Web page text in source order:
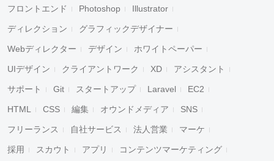
フロントエンド Photoshop Illustrator
ディレクション グラフィックデザイナー
Webディレクター デザイン ホワイトペーパー
UIデザイン クライアントワーク XD アシスタント
サポート Git スタートアップ Laravel EC2
HTML CSS 編集 オウンドメディア SNS
フリーランス 自社サービス 法人営業 マーケ
採用 スカウト アプリ コンテンツマーケティング